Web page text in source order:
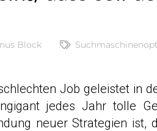
Block
Job geleistet in
jedes Jahr tolle
neuer Strategien ist,